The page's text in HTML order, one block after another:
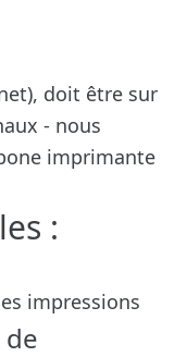
doit être sur
- nous
imprimante
:
impressions